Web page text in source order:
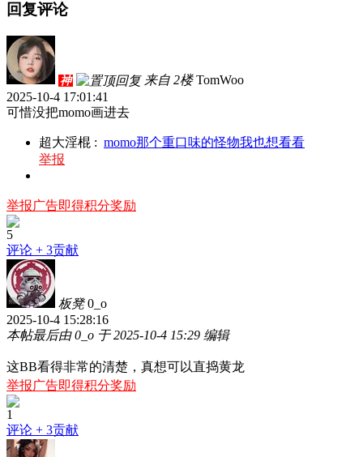
回复评论
神 来自 2楼 TomWoo
2025-10-4 17:01:41
可惜没把momo画进去
超大淫棍 : momo那个重口味的怪物我也想看看
举报
举报广告即得积分奖励
5
评论 + 3贡献
板凳 0_o
2025-10-4 15:28:16
本帖最后由 0_o 于 2025-10-4 15:29 编辑
这BB看得非常的清楚，真想可以直捣黄龙
举报广告即得积分奖励
1
评论 + 3贡献